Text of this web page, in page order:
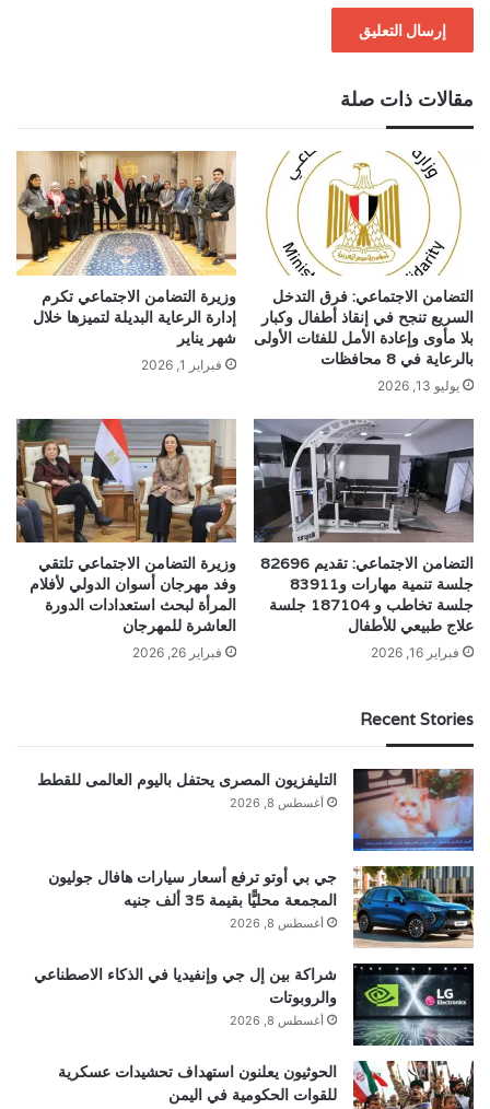
مقالات ذات صلة
التضامن الاجتماعي: فرق التدخل
السريع تنجح في إنقاذ أطفال وكبار
بلا مأوى وإعادة الأمل للفئات الأولى
بالرعاية في 8 محافظات
يوليو 13, 2026
وزيرة التضامن الاجتماعي تكرم
إدارة الرعاية البديلة لتميزها خلال
شهر يناير
فبراير 1, 2026
التضامن الاجتماعي: تقديم 82696
جلسة تنمية مهارات و83911
جلسة تخاطب و 187104 جلسة
علاج طبيعي للأطفال
فبراير 16, 2026
وزيرة التضامن الاجتماعي تلتقي
وفد مهرجان أسوان الدولي لأفلام
المرأة لبحث استعدادات الدورة
العاشرة للمهرجان
فبراير 26, 2026
Recent Stories
التليفزيون المصرى يحتفل باليوم العالمى للقطط
أغسطس 8, 2026
جي بي أوتو ترفع أسعار سيارات هافال جوليون
المجمعة محليًّا بقيمة 35 ألف جنيه
أغسطس 8, 2026
شراكة بين إل جي وإنفيديا في الذكاء الاصطناعي
والروبوتات
أغسطس 8, 2026
الحوثيون يعلنون استهداف تحشيدات عسكرية
للقوات الحكومية في اليمن